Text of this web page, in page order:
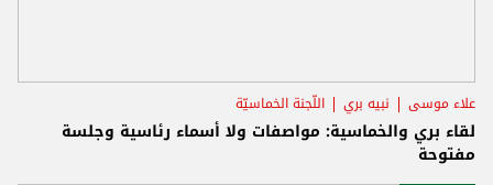
علاء موسى نبيه بري اللّجنة الخماسيّة
لقاء بري والخماسية: مواصفات ولا أسماء رئاسية وجلسة
مفتوحة